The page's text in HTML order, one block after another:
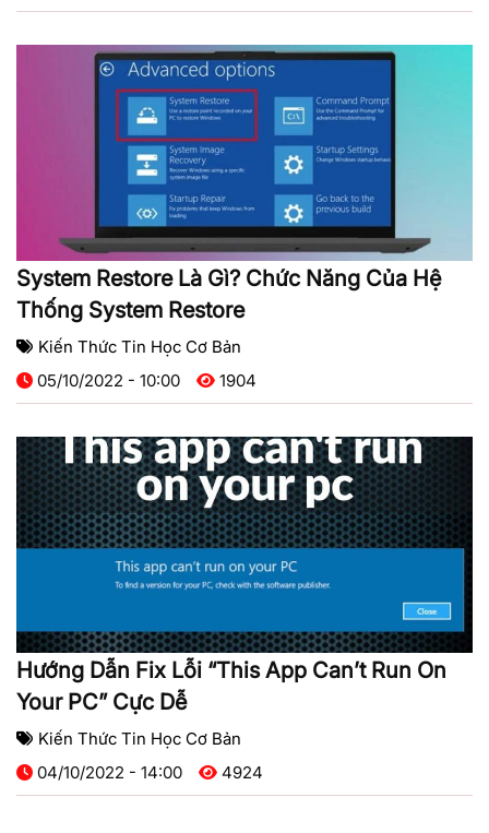
System Restore Là Gì? Chức Năng Của Hệ
Thống System Restore
Kiến Thức Tin Học Cơ Bản
05/10/2022 - 10:00
1904
Hướng Dẫn Fix Lỗi “This App Can’t Run On
Your PC” Cực Dễ
Kiến Thức Tin Học Cơ Bản
04/10/2022 - 14:00
4924